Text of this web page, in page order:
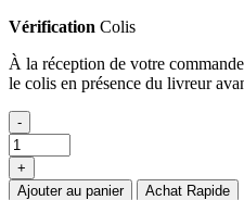
Vérification Colis
À la réception de votre
le colis en présence du livreur
-
+
Ajouter au panier
Achat Rapide